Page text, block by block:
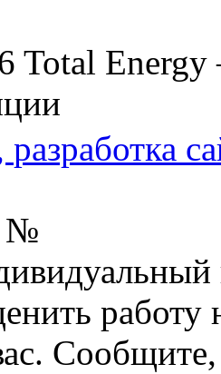
Total
разработка
№
работу